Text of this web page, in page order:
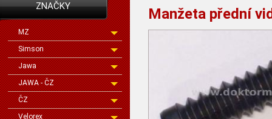
ZNAČKY
MZ
Simson
Jawa
JAWA - ČZ
ČZ
Velorex
Manžeta přední